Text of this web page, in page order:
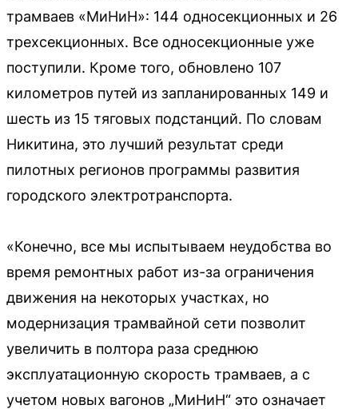
трамваев «МиНиН»: 144 односекционных и 26
трехсекционных. Все односекционные уже
поступили. Кроме того, обновлено 107
километров путей из запланированных 149 и
шесть из 15 тяговых подстанций. По словам
Никитина, это лучший результат среди
пилотных регионов программы развития
городского электротранспорта.
«Конечно, все мы испытываем неудобства во
время ремонтных работ из-за ограничения
движения на некоторых участках, но
модернизация трамвайной сети позволит
увеличить в полтора раза среднюю
эксплуатационную скорость трамваев, а с
учетом новых вагонов „МиНиН“ это означает